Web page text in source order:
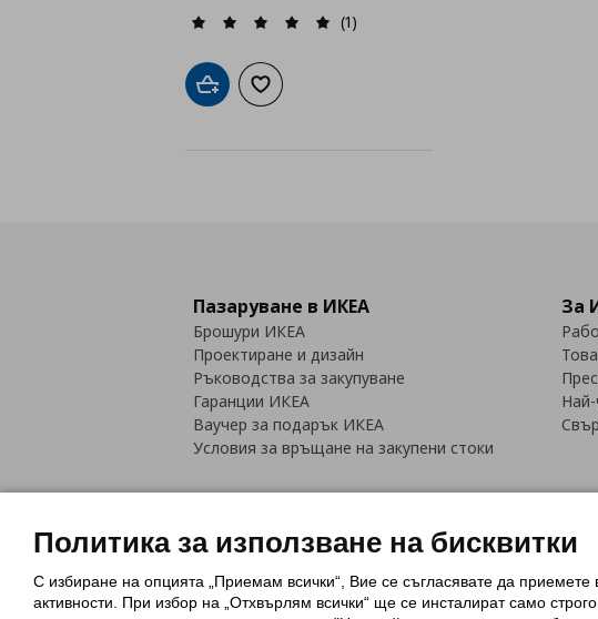
(1)
Добави в кошницата
Добави към списъка с любими
Пазаруване в ИКЕА
Брошури ИКЕА
Проектиране и дизайн
Ръководства за закупуване
Гаранции ИКЕА
Ваучер за подарък ИКЕА
Условия за връщане на закупени стоки
За
Политика за използване на бисквитки (Cookies)
Политика за използване на бисквитки
С избиране на опцията „Приемам всички“, Вие се съгласявате да
активности. При избор на „Отхвърлям всички“ ще се инсталират само